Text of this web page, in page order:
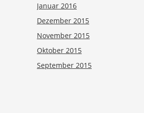
Januar 2016
Dezember 2015
November 2015
Oktober 2015
September 2015